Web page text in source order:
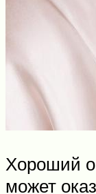
Хороший
может